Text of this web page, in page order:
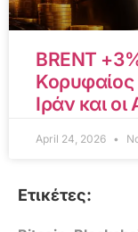
BRENT
Κορυφαίος
Ιράν και
April 24, 2026
Ετικέτες: